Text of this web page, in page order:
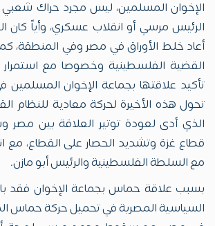
الإخوان المسلمين، ليس مجرد حراك شعبي
الرئيس مرسي أو انقلاب عسكري، وأياً
أعاد خلط الأوراق في مصر وفي المنطقة،
القضية الفلسطينية وخصوصا مع
تأكيد علاقتها بجماعة الإخوان
تحول هذه الأخيرة لحركة معادية للنظام
الذي أدى لعودة توتير العلاقة بين
قطاع غزة وتشديد الحصار على القطاع، مع
مع السلطة الفلسطينية والرئيس أبو مازن.
بسبب علاقة حماس بجماعة الإخوان فقد
السياسية المصرية في تحميل حركة حماس